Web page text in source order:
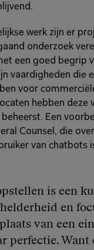
werk zijn er
onderzoek
een goed begrip
vaardigheden die
voor
hebben deze
Een
Counsel, die
van chatbots
is een
en
van een
perfectie. Want